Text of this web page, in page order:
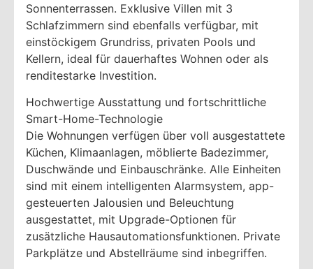
Sonnenterrassen. Exklusive Villen mit 3
Schlafzimmern sind ebenfalls verfügbar, mit
einstöckigem Grundriss, privaten Pools und
Kellern, ideal für dauerhaftes Wohnen oder als
renditestarke Investition.
Hochwertige Ausstattung und fortschrittliche
Smart-Home-Technologie
Die Wohnungen verfügen über voll ausgestattete
Küchen, Klimaanlagen, möblierte Badezimmer,
Duschwände und Einbauschränke. Alle Einheiten
sind mit einem intelligenten Alarmsystem, app-
gesteuerten Jalousien und Beleuchtung
ausgestattet, mit Upgrade-Optionen für
zusätzliche Hausautomationsfunktionen. Private
Parkplätze und Abstellräume sind inbegriffen.